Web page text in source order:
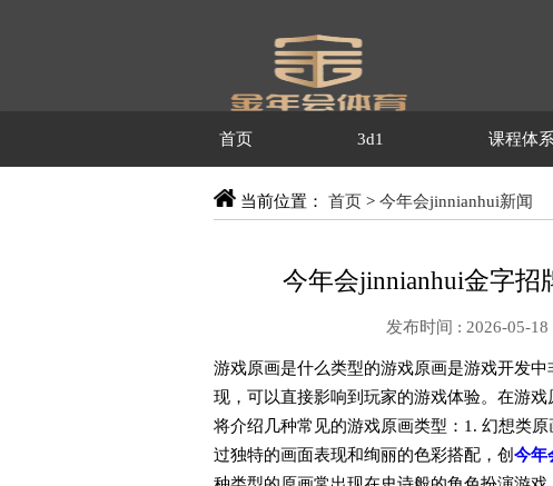
首页 3d1 课程体系
当前位置： 首页 > 今年会jinnianhui新闻
今年会jinnianhui金字招
发布时间 : 2026-05-18
游戏原画是什么类型的游戏原画是游戏开发
现，可以直接影响到玩家的游戏体验。在游
将介绍几种常见的游戏原画类型：1. 幻想类
过独特的画面表现和绚丽的色彩搭配，创 今年